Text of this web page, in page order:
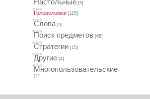
Настольные [5]
Головоломки [115]
Слова [2]
Поиск предметов [68]
Стратегии [15]
Другие [4]
Многопользовательские
[21]